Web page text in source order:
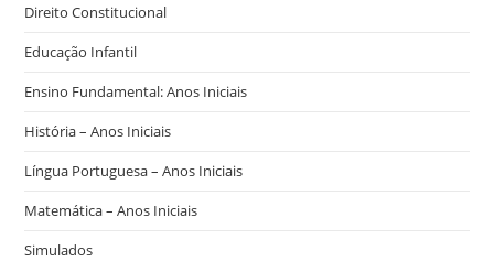
Direito Constitucional
Educação Infantil
Ensino Fundamental: Anos Iniciais
História – Anos Iniciais
Língua Portuguesa – Anos Iniciais
Matemática – Anos Iniciais
Simulados